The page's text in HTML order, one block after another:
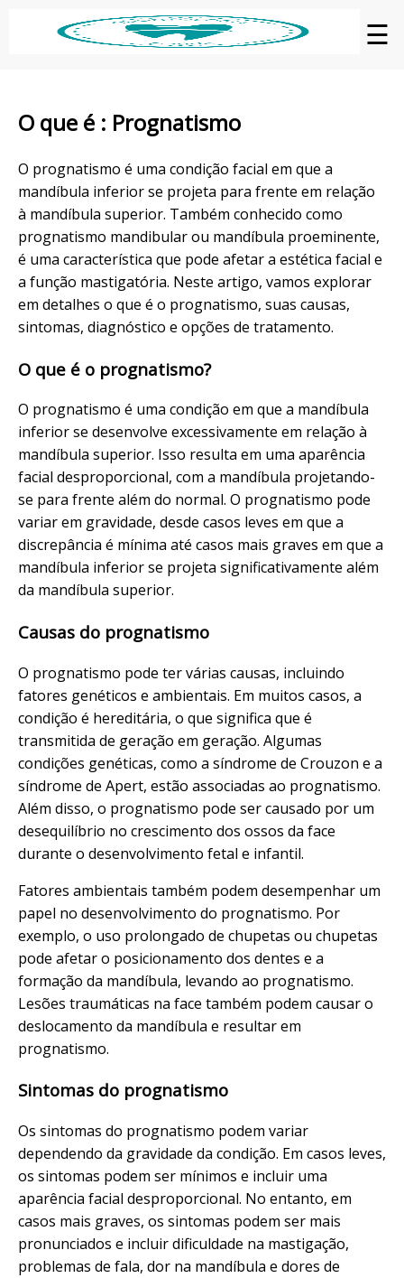
☰
O que é : Prognatismo
O prognatismo é uma condição facial em que a
mandíbula inferior se projeta para frente em relação
à mandíbula superior. Também conhecido como
prognatismo mandibular ou mandíbula proeminente,
é uma característica que pode afetar a estética facial e
a função mastigatória. Neste artigo, vamos explorar
em detalhes o que é o prognatismo, suas causas,
sintomas, diagnóstico e opções de tratamento.
O que é o prognatismo?
O prognatismo é uma condição em que a mandíbula
inferior se desenvolve excessivamente em relação à
mandíbula superior. Isso resulta em uma aparência
facial desproporcional, com a mandíbula projetando-
se para frente além do normal. O prognatismo pode
variar em gravidade, desde casos leves em que a
discrepância é mínima até casos mais graves em que a
mandíbula inferior se projeta significativamente além
da mandíbula superior.
Causas do prognatismo
O prognatismo pode ter várias causas, incluindo
fatores genéticos e ambientais. Em muitos casos, a
condição é hereditária, o que significa que é
transmitida de geração em geração. Algumas
condições genéticas, como a síndrome de Crouzon e a
síndrome de Apert, estão associadas ao prognatismo.
Além disso, o prognatismo pode ser causado por um
desequilíbrio no crescimento dos ossos da face
durante o desenvolvimento fetal e infantil.
Fatores ambientais também podem desempenhar um
papel no desenvolvimento do prognatismo. Por
exemplo, o uso prolongado de chupetas ou chupetas
pode afetar o posicionamento dos dentes e a
formação da mandíbula, levando ao prognatismo.
Lesões traumáticas na face também podem causar o
deslocamento da mandíbula e resultar em
prognatismo.
Sintomas do prognatismo
Os sintomas do prognatismo podem variar
dependendo da gravidade da condição. Em casos leves,
os sintomas podem ser mínimos e incluir uma
aparência facial desproporcional. No entanto, em
casos mais graves, os sintomas podem ser mais
pronunciados e incluir dificuldade na mastigação,
problemas de fala, dor na mandíbula e dores de